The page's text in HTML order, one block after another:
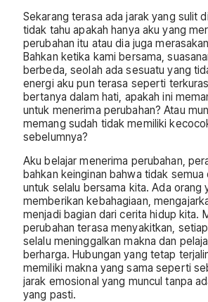
Sekarang terasa ada jarak yang sulit
tidak tahu apakah hanya aku yang
perubahan itu atau dia juga
Bahkan ketika kami bersama,
berbeda, seolah ada sesuatu yang
energi aku pun terasa seperti
bertanya dalam hati, apakah ini
untuk menerima perubahan? Atau
memang sudah tidak memiliki
sebelumnya?
Aku belajar menerima perubahan,
bahkan keinginan bahwa tidak semua
untuk selalu bersama kita. Ada orang
memberikan kebahagiaan,
menjadi bagian dari cerita hidup kita.
perubahan terasa menyakitkan,
selalu meninggalkan makna dan
berharga. Hubungan yang tetap
memiliki makna yang sama seperti
jarak emosional yang muncul tanpa
yang pasti.